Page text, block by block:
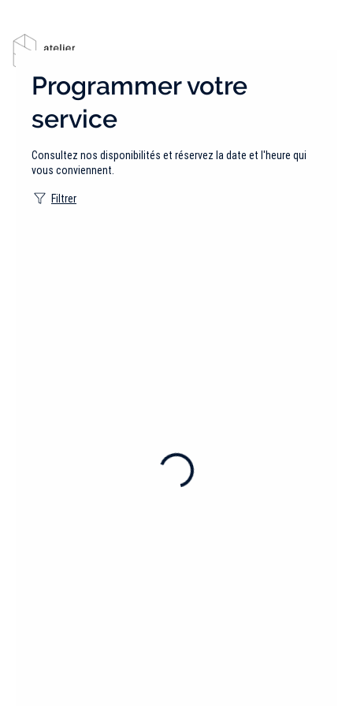
Programmer votre
service
Consultez nos disponibilités et réservez la date et l'heure qui
vous conviennent.
Filtrer